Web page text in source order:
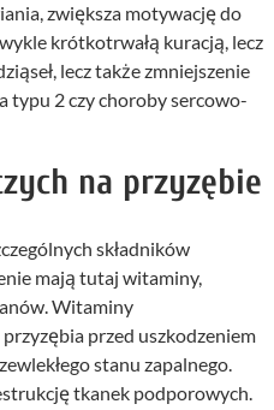
zwiększa motywację do
krótkotrwałą kuracją, lecz
lecz także zmniejszenie
typu 2 czy choroby sercowo-
na przyzębie
składników
mają tutaj witaminy,
Witaminy
przed uszkodzeniem
stanu zapalnego.
tkanek podporowych.